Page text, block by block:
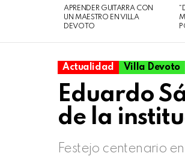
APRENDER GUITARRA CON
UN MAESTRO EN VILLA
DEVOTO
Actualidad Villa Devoto
Eduardo
de la
Festejo centenario
agosto
de